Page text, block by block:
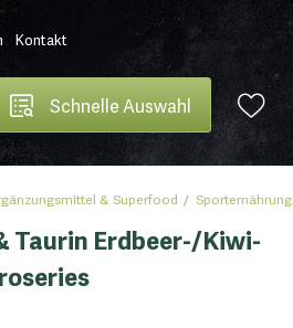
Kontakt
Schnelle Auswahl
& Superfood Sporternährung
Taurin Erdbeer-/Kiwi-